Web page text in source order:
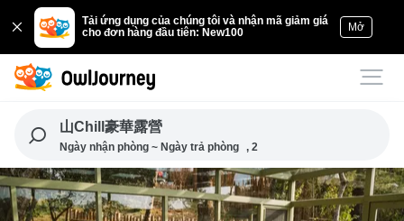
Tải ứng dụng của chúng tôi và nhận mã giảm giá
cho đơn hàng đầu tiên: New100
Mở
山Chill豪華露營
Ngày nhận phòng ~ Ngày trả phòng , 2